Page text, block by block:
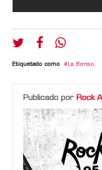
Etiquetado como La Beriso,
Publicado por Rock